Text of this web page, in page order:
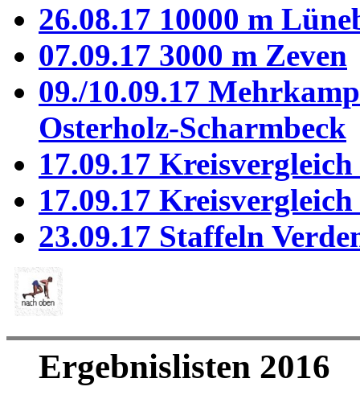
26.08.17 10000 m
07.09.17 3000 m Zeven
09./10.09.17
Osterholz-Scharmbeck
17.09.17
17.09.17
23.09.17 Staffeln
Ergebnislisten 2016